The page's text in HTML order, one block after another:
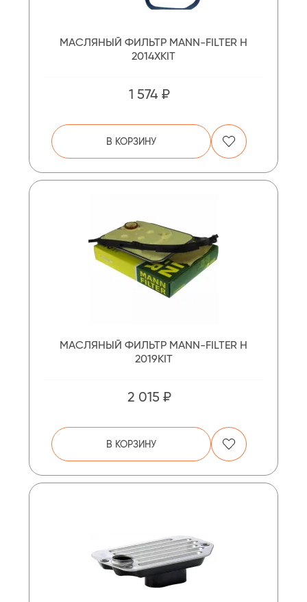
МАСЛЯНЫЙ ФИЛЬТР MANN-FILTER H
2014XKIT
1 574 ₽
В КОРЗИНУ
МАСЛЯНЫЙ ФИЛЬТР MANN-FILTER H
2019KIT
2 015 ₽
В КОРЗИНУ